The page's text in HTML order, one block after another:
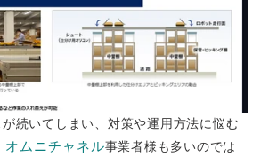
続いてしまい、対策や運用方法に悩む
オムニチャネル事業者様も多いのでは